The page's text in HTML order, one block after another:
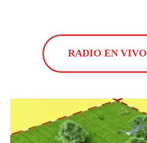
RADIO EN VIVO